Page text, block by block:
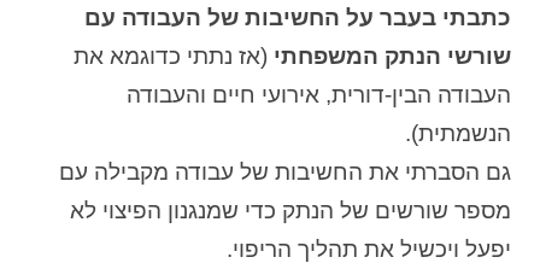
כתבתי בעבר על החשיבות של העבודה עם
שורשי הנתק המשפחתי (אז נתתי כדוגמא את
העבודה הבין-דורית, אירועי חיים והעבודה
הנשמתית).
גם הסברתי את החשיבות של עבודה מקבילה עם
מספר שורשים של הנתק כדי שמנגנון הפיצוי לא
יפעל ויכשיל את תהליך הריפוי.